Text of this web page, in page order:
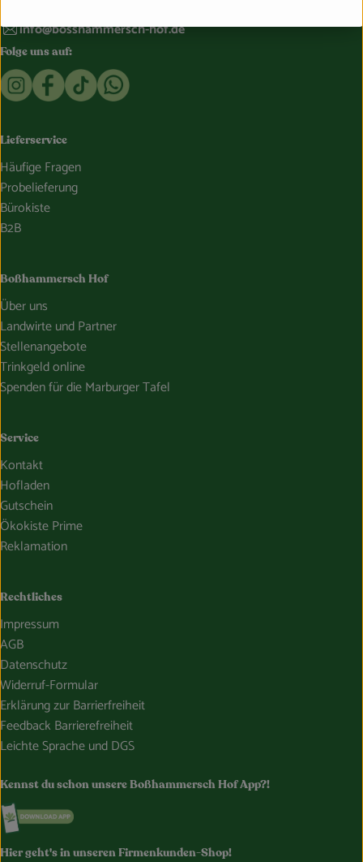
info@bosshammersch-hof.de
Folge uns auf:
Externer Link zu https://www.instagram.com/
Externer Link zu https://www.facebook.com/
Externer Link zu https://www.tiktok.com/
Externer Link zu https://whatsapp.com/
Lieferservice
Häufige Fragen
Probelieferung
Bürokiste
B2B
Boßhammersch Hof
Über uns
Landwirte und Partner
Stellenangebote
Trinkgeld online
Spenden für die Marburger Tafel
Service
Kontakt
Hofladen
Gutschein
Ökokiste Prime
Reklamation
Rechtliches
Impressum
AGB
Datenschutz
Widerruf-Formular
Erklärung zur Barrierfreiheit
Feedback Barrierefreiheit
Leichte Sprache und DGS
Kennst du schon unsere Boßhammersch Hof App?!
Externer Link zu https://www.bosshammersch-
Hier geht's in unseren Firmenkunden-Shop!